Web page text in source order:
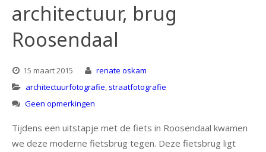
architectuur, brug
Roosendaal
15 maart 2015
renate oskam
architectuurfotografie, straatfotografie
Geen opmerkingen
Tijdens een uitstapje met de fiets in Roosendaal kwamen
we deze moderne fietsbrug tegen. Deze fietsbrug ligt